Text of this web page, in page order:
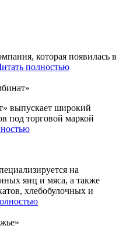
которая появилась в
полностью
выпускает широкий
под торговой маркой
на
яиц и мяса, а также
хлебобулочных и